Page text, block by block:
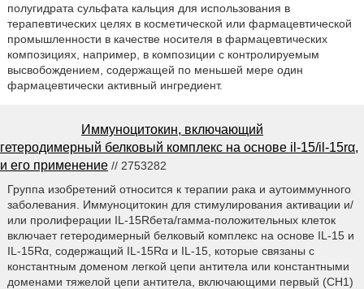
полугидрата сульфата кальция для использования в
терапевтических целях в косметической или фармацевтической
промышленности в качестве носителя в фармацевтических
композициях, например, в композиции с контролируемым
высвобождением, содержащей по меньшей мере один
фармацевтически активный ингредиент.
Иммуноцитокин, включающий
гетеродимерный белковый комплекс на основе il-15/il-15rα,
и его применение // 2753282
Группа изобретений относится к терапии рака и аутоиммунного
заболевания. Иммуноцитокин для стимулирования активации и/
или пролиферации IL-15Rбета/гамма-положительных клеток
включает гетеродимерный белковый комплекс на основе IL-15 и
IL-15Rα, содержащий IL-15Rα и IL-15, которые связаны с
константным доменом легкой цепи антитела или константными
доменами тяжелой цепи антитела, включающими первый (CH1)